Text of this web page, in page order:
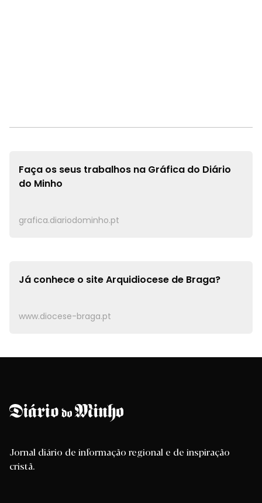
Faça os seus trabalhos na Gráfica do Diário
do Minho
grafica.diariodominho.pt
Já conhece o siteArquidiocese de Braga?
www.diocese-braga.pt
Jornal diário de informação regional e de inspiração
cristã.